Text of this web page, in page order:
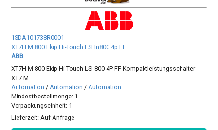
1SDA101738R0001
XT7H M 800 Ekip Hi-Touch LSI In800 4p FF
ABB
XT7H M 800 Ekip Hi-Touch LSI 800 4P FF Kompaktleistungsschalter
XT7 M
Automation / Automation / Automation
Mindestbestellmenge: 1
Verpackungseinheit: 1
Lieferzeit: Auf Anfrage